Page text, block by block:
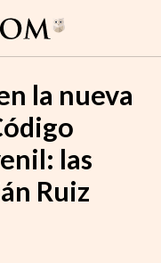
la nueva
las
Ruiz